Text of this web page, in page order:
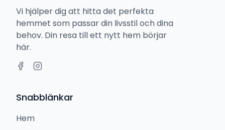
Vi hjälper dig att hitta det perfekta
hemmet som passar din livsstil och dina
behov. Din resa till ett nytt hem börjar
här.
Snabblänkar
Hem